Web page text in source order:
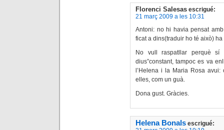
Florenci Salesas escrigué:
21 març 2009 a les 10:31
Antoni: no hi havia pensat
ficat a dins(traduir ho té això)
No vull raspatllar perquè
dius”constant, tampoc es va
l’Helena i la Maria Rosa avui:
elles, com un guà.
Dona gust. Gràcies.
Helena Bonals escrigué: